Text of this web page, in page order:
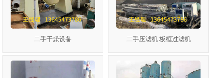
二手干燥设备 二手压滤机 板框过滤机